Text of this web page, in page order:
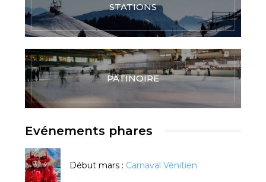
STATIONS
PATINOIRE
Evénements phares
Début mars : Carnaval Vénitien